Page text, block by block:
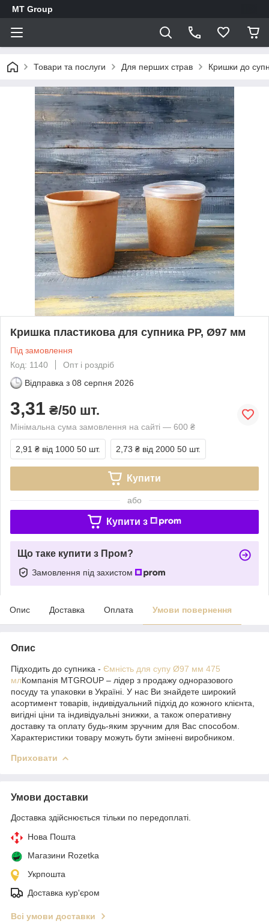
MT Group
Товари та послуги Для перших страв Кришки до
Кришка пластикова для супника PP, Ø97 мм
Під замовлення
Код: 1140
Опт і роздріб
Відправка з 08 серпня 2026
3,31 ₴/50 шт.
Мінімальна сума замовлення на сайті — 600 ₴
2,91 ₴ від 1000 50 шт. 2,73 ₴ від 2000 50 шт.
Купити
або
Купити з
Що таке купити з Пром?
Замовлення під захистом
Опис Доставка Оплата Умови повернення
Опис
Підходить до супника - Ємність для супу Ø97 мм 475
млКомпанія MTGROUP – лідер з продажу одноразового
посуду та упаковки в Україні. У нас Ви знайдете широкий
асортимент товарів, індивідуальний підхід до кожного клієнта,
вигідні ціни та індивідуальні знижки, а також оперативну
доставку та оплату будь-яким зручним для Вас способом.
Характеристики товару можуть бути змінені виробником.
Приховати
Умови доставки
Доставка здійснюється тільки по передоплаті.
Нова Пошта
Магазини Rozetka
Укрпошта
Доставка кур'єром
Всі умови доставки